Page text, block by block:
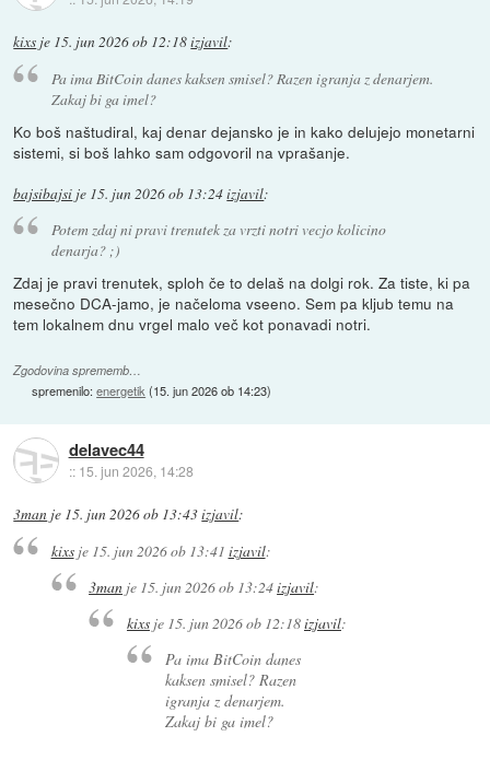
kixs je 15. jun 2026 ob 12:18izjavil:
Pa ima BitCoin danes kaksen smisel? Razen igranja z denarjem.
Zakaj bi ga imel?
Ko boš naštudiral, kaj denar dejansko je in kako delujejo monetarni
sistemi, si boš lahko sam odgovoril na vprašanje.
bajsibajsi je 15. jun 2026 ob 13:24izjavil:
Potem zdaj ni pravi trenutek za vrzti notri vecjo kolicino
denarja? ;)
Zdaj je pravi trenutek, sploh če to delaš na dolgi rok. Za tiste, ki pa
mesečno DCA-jamo, je načeloma vseeno. Sem pa kljub temu na
tem lokalnem dnu vrgel malo več kot ponavadi notri.
Zgodovina sprememb…
spremenilo:energetik (15. jun 2026 ob 14:23)
delavec44
:: 15. jun 2026, 14:28
3man je 15. jun 2026 ob 13:43izjavil:
kixsje 15. jun 2026 ob 13:41 izjavil:
3man je 15. jun 2026 ob 13:24izjavil:
kixsje 15. jun 2026 ob 12:18izjavil:
Pa ima BitCoin danes
kaksen smisel? Razen
igranja z denarjem.
Zakaj bi ga imel?